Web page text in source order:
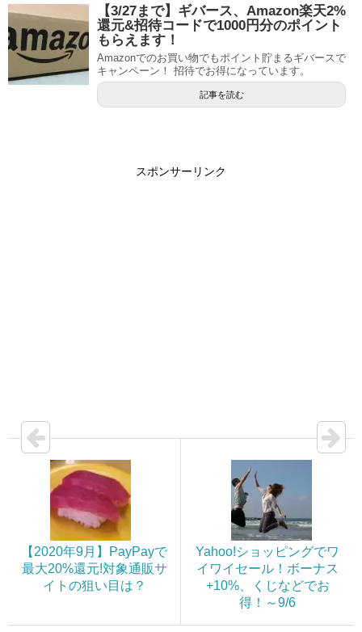
【3/27まで】ギバース、Amazon楽天2%
還元&招待コードで1000円分のポイント
もらえます！
Amazonでのお買い物でもポイント貯まるギバースで
キャンペーン！ 招待でお得になっています。
記事を読む
スポンサーリンク
【2020年9月】PayPayで
最大20%還元!対象通販サ
イトの狙い目は？
Yahoo!ショッピングでワ
イワイセール！ボーナス
+10%、くじなどでお
得！～9/6